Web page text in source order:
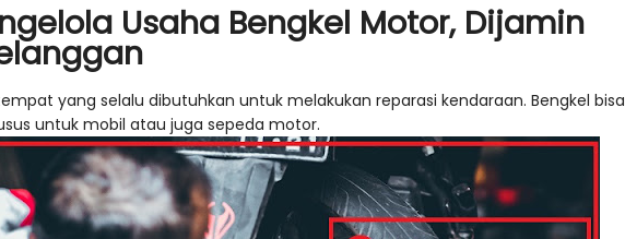
Usaha Bengkel Motor, Dijamin
yang selalu dibutuhkan untuk melakukan reparasi kendaraan. Bengkel bisa
untuk mobil atau juga sepeda motor.